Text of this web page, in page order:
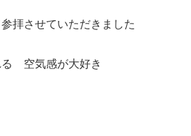
拝させていただきました
る 空気感が大好き